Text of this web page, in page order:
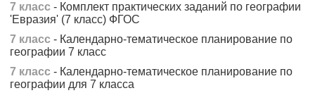
7 класс - Комплект практических заданий по географии
'Евразия' (7 класс) ФГОС
7 класс - Календарно-тематическое планирование по
географии 7 класс
7 класс - Календарно-тематическое планирование по
географии для 7 класса